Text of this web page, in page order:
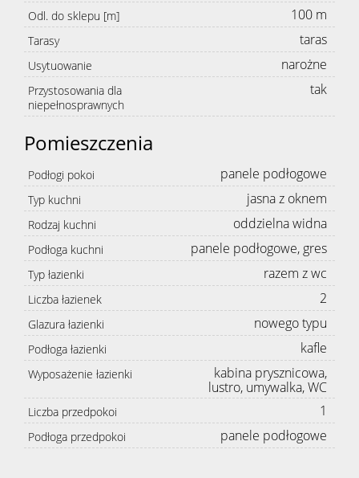
Odl. do sklepu [m] 100 m
Tarasy taras
Usytuowanie narożne
Przystosowania dla
niepełnosprawnych
tak
Pomieszczenia
Podłogi pokoi panele podłogowe
Typ kuchni jasna z oknem
Rodzaj kuchni oddzielna widna
Podłoga kuchni panele podłogowe, gres
Typ łazienki razem z wc
Liczba łazienek 2
Glazura łazienki nowego typu
Podłoga łazienki kafle
Wyposażenie łazienki
kabina prysznicowa,
lustro, umywalka, WC
Liczba przedpokoi 1
Podłoga przedpokoi panele podłogowe